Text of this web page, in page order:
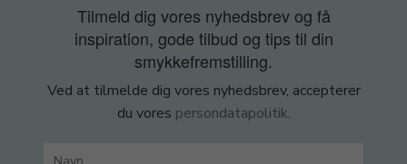
Tilmeld dig vores nyhedsbrev og få
inspiration, gode tilbud og tips til din
smykkefremstilling.
Ved at tilmelde dig vores nyhedsbrev, accepterer
du vores persondatapolitik.